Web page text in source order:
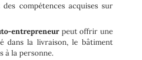
compétences acquises sur
entrepreneur peut offrir une
dans la livraison, le bâtiment
à la personne.